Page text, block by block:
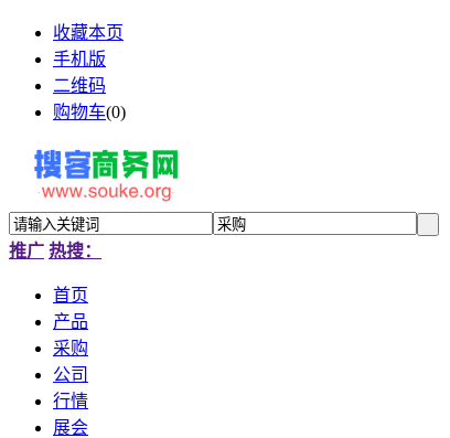
收藏本页
手机版
二维码
购物车(0)
推广 热搜：
首页
产品
采购
公司
行情
展会